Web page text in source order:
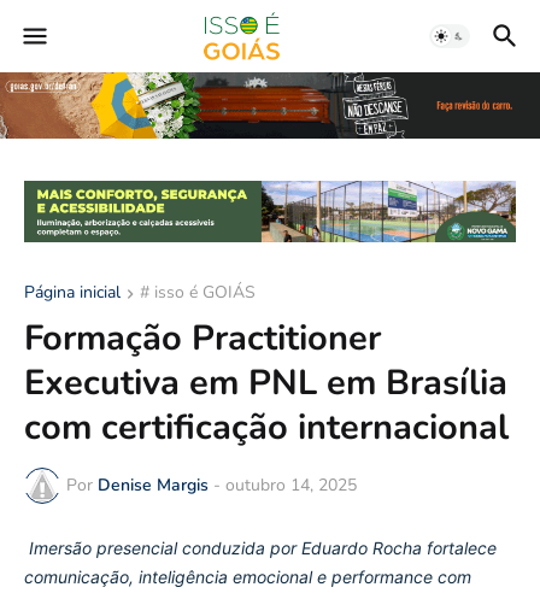
Página inicial # isso é GOIÁS
Formação Practitioner
Executiva em PNL em Brasília
com certificação internacional
Por Denise Margis - outubro 14, 2025
Imersão presencial conduzida por Eduardo Rocha fortalece
comunicação, inteligência emocional e performance com